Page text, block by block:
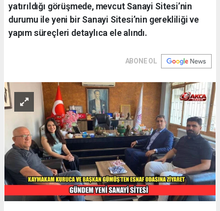
yatırıldığı görüşmede, mevcut Sanayi Sitesi’nin
durumu ile yeni bir Sanayi Sitesi’nin gerekliliği ve
yapım süreçleri detaylıca ele alındı.
ABONE OL